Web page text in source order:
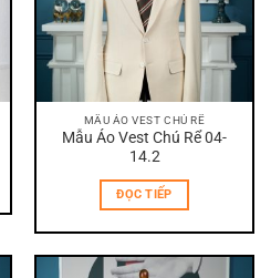
MẪU ÁO VEST CHÚ RỂ
Mẫu Áo Vest Chú Rể 04-
14.2
ĐỌC TIẾP